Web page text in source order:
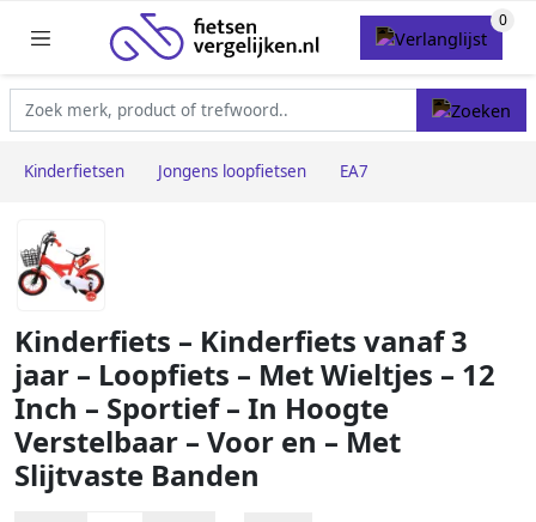
Kinderfietsen Jongens loopfietsen EA7
Kinderfiets – Kinderfiets vanaf 3
jaar – Loopfiets – Met Wieltjes – 12
Inch – Sportief – In Hoogte
Verstelbaar – Voor en – Met
Slijtvaste Banden